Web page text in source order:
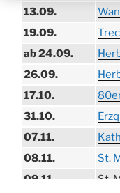
13.09.
19.09.
ab 24.09.
26.09.
17.10.
31.10.
07.11.
08.11.
St.
09.11.
St.